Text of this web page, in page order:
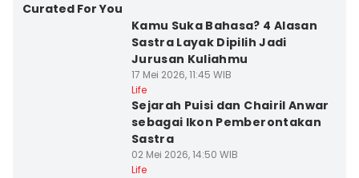
Curated For You
Kamu Suka Bahasa? 4 Alasan
Sastra Layak Dipilih Jadi
Jurusan Kuliahmu
17 Mei 2026, 11:45 WIB
Life
Sejarah Puisi dan Chairil Anwar
sebagai Ikon Pemberontakan
Sastra
02 Mei 2026, 14:50 WIB
Life